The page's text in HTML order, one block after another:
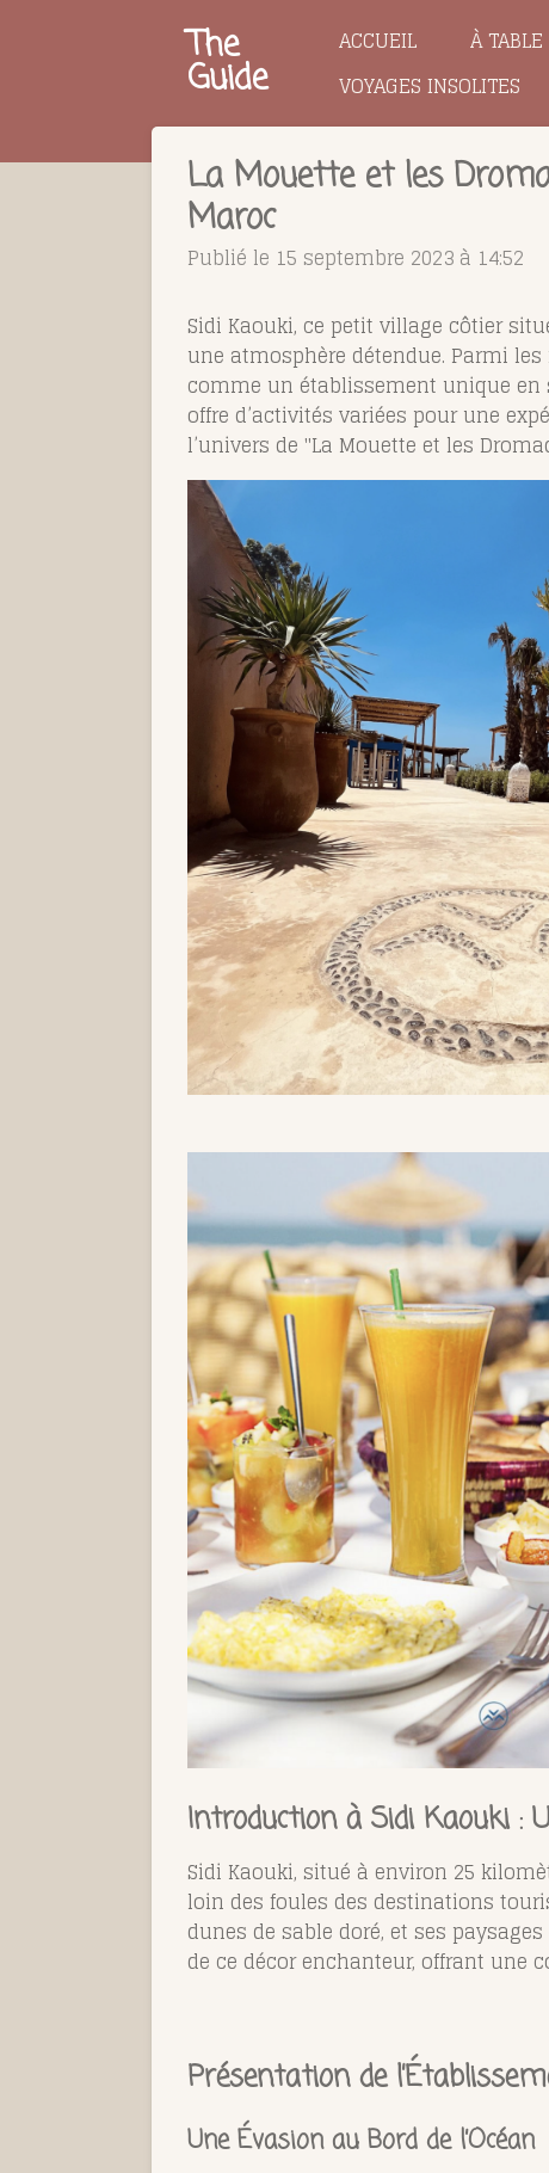
The
Guide
ACCUEIL À
VOYAGES INSOLITES
La Mouette et les
Maroc
Publié le 15 septembre 2023 à 14:52
Sidi Kaouki, ce petit village côtier
une atmosphère détendue. Parmi
comme un établissement unique en
offre d’activités variées pour une
l’univers de "La Mouette et les
Introduction à Sidi Kaouki :
Sidi Kaouki, situé à environ 25
loin des foules des destinations
dunes de sable doré, et ses
de ce décor enchanteur, offrant une
Présentation de
Une Évasion au Bord de l’Océan